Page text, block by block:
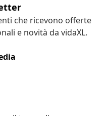
che ricevono offerte
e novità da vidaXL.